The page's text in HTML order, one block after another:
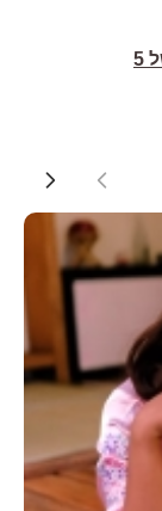
למה אנחנו אוהבות ויברטור? שיחה כנה של 5